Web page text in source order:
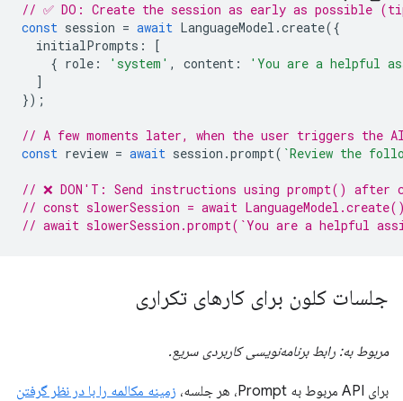
// ✅ DO: Create the session as early as possible
const session = await LanguageModel .create({
initialPrompts :
[
{ role : 'system' , content :
'You are a helpful
]
});
// A few moments later, when the user triggers the
const review = await session .prompt( `Review the
// ❌ DON'T: Send instructions using prompt() after
// const slowerSession = await
// await slowerSession.prompt(`You are a helpful
جلسات کلون برای کارهای تکراری
مربوط به: رابط برنامه‌نویسی کاربردی سریع.
برای API مربوط به Prompt، هر جلسه،
زمینه مکالمه را با در نظر گرفتن